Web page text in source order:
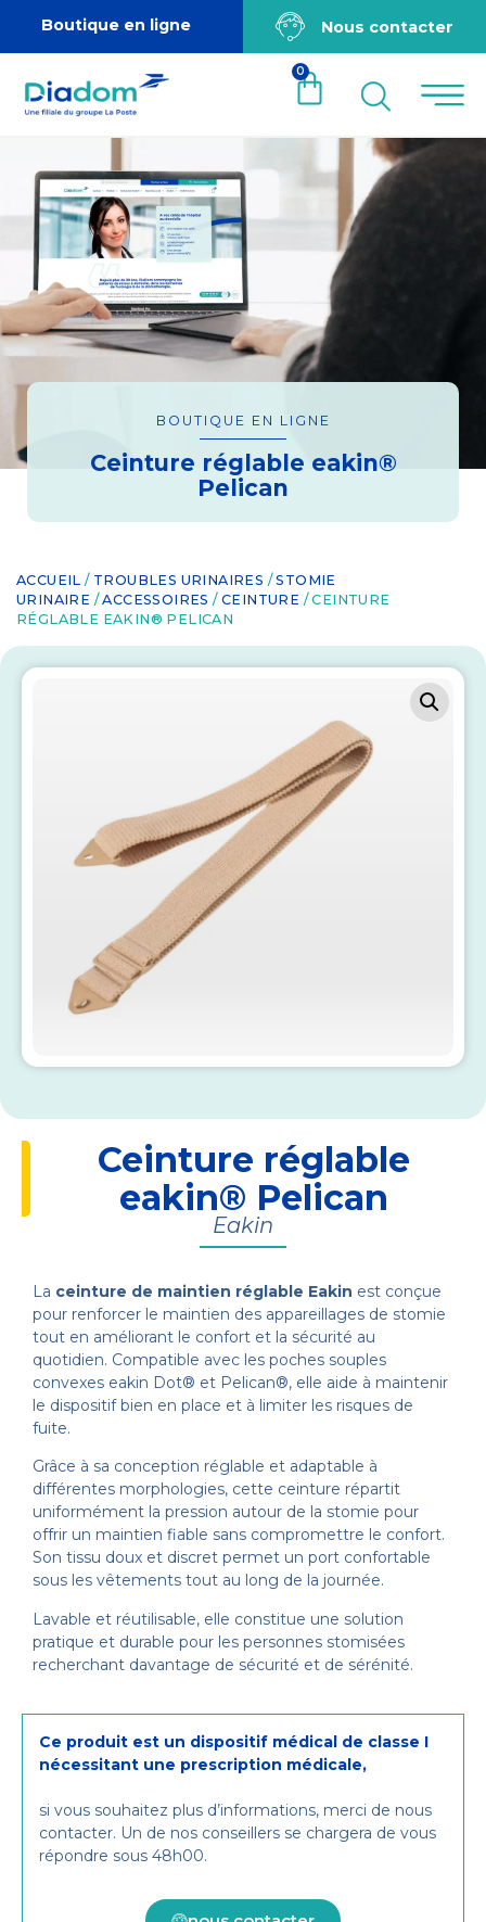
Boutique en ligne Nous contacter
0
BOUTIQUE EN LIGNE
Ceinture réglable eakin®
Pelican
ACCUEIL / TROUBLES URINAIRES /STOMIE
URINAIRE /ACCESSOIRES /CEINTURE / CEINTURE
RÉGLABLE EAKIN® PELICAN
Ceinture réglable
eakin® Pelican
Eakin
La ceinture de maintien réglable Eakin est conçue
pour renforcer le maintien des appareillages de stomie
tout en améliorant le confort et la sécurité au
quotidien. Compatible avec les poches souples
convexes eakin Dot® et Pelican®, elle aide à maintenir
le dispositif bien en place et à limiter les risques de
fuite.
Grâce à sa conception réglable et adaptable à
différentes morphologies, cette ceinture répartit
uniformément la pression autour de la stomie pour
offrir un maintien fiable sans compromettre le confort.
Son tissu doux et discret permet un port confortable
sous les vêtements tout au long de la journée.
Lavable et réutilisable, elle constitue une solution
pratique et durable pour les personnes stomisées
recherchant davantage de sécurité et de sérénité.
Ce produit est un dispositif médical de classe I
nécessitant une prescription médicale,
si vous souhaitez plus d’informations, merci de nous
contacter. Un de nos conseillers se chargera de vous
répondre sous 48h00.